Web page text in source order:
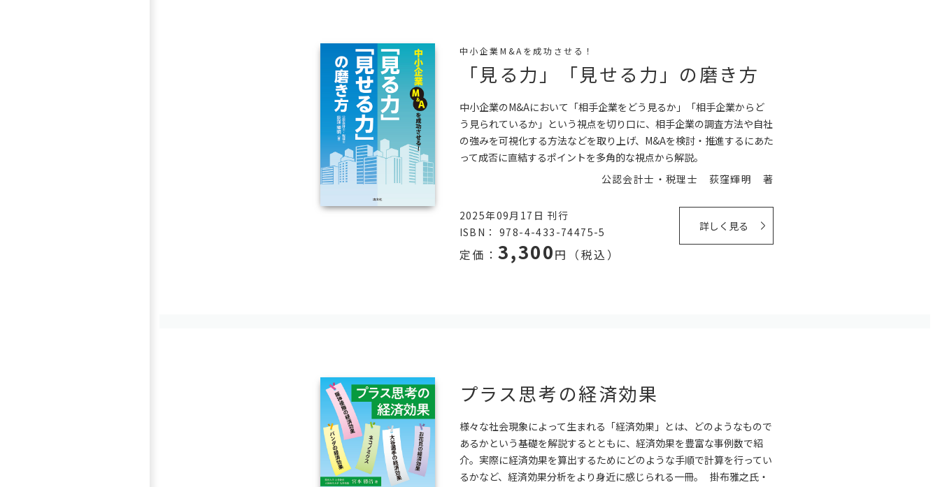
中小企業M&Aを成功させる！
「見る力」「見せる力」の磨き方
中小企業のM&Aにおいて「相手企業をどう見るか」「相手企業からど
う見られているか」という視点を切り口に、相手企業の調査方法や自社
の強みを可視化する方法などを取り上げ、M&Aを検討・推進するにあた
って成否に直結するポイントを多角的な視点から解説。
公認会計士・税理士 荻窪輝明 著
2025年09月17日 刊行
ISBN： 978-4-433-74475-5
定価：3,300円（税込）
詳しく見る
プラス思考の経済効果
様々な社会現象によって生まれる「経済効果」とは、どのようなもので
あるかという基礎を解説するとともに、経済効果を豊富な事例数で紹
介。実際に経済効果を算出するためにどのような手順で計算を行ってい
るかなど、経済効果分析をより身近に感じられる一冊。 掛布雅之氏・